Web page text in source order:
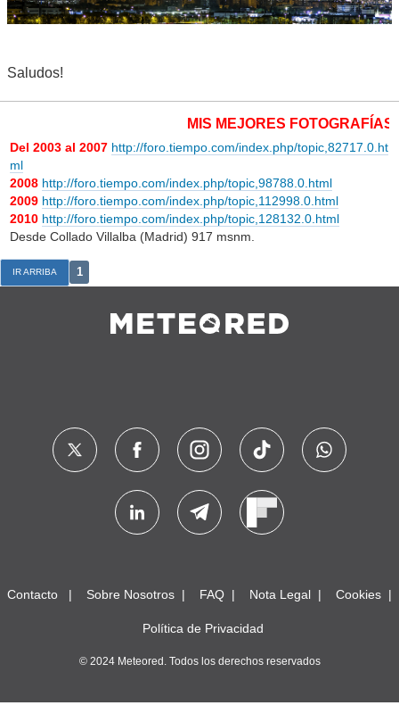
Saludos!
MIS MEJORES FOTOGRAFÍAS
Del 2003 al 2007 http://foro.tiempo.com/index.php/topic,82717.0.ht
ml
2008 http://foro.tiempo.com/index.php/topic,98788.0.html
2009 http://foro.tiempo.com/index.php/topic,112998.0.html
2010 http://foro.tiempo.com/index.php/topic,128132.0.html
Desde Collado Villalba (Madrid) 917 msnm.
IR ARRIBA 1
Contacto Sobre Nosotros FAQ Nota Legal Cookies
Política de Privacidad
© 2024 Meteored. Todos los derechos reservados